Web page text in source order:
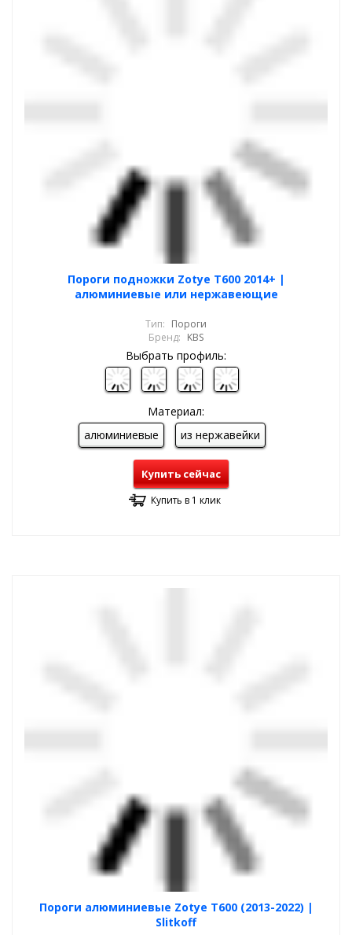
Пороги подножки Zotye T600 2014+ |
алюминиевые или нержавеющие
Тип: Пороги
Бренд: KBS
Выбрать профиль:
Материал:
алюминиевые
из нержавейки
Купить сейчас
Купить в 1 клик
Пороги алюминиевые Zotye T600 (2013-2022) |
Slitkoff